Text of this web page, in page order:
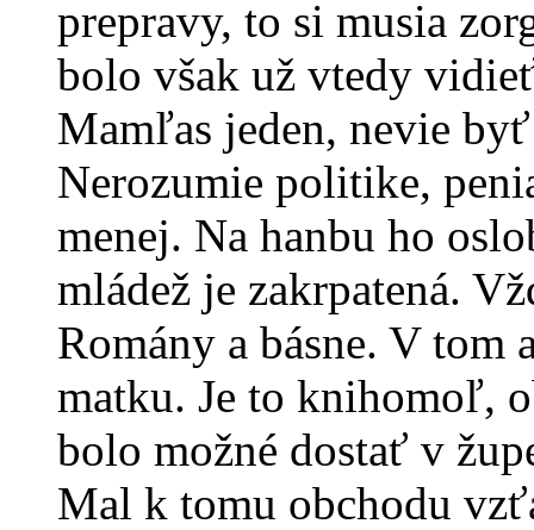
prepravy, to si musia
bolo však už vtedy
Mamľas jeden, nevie
Nerozumie politike,
menej. Na hanbu ho
mládež je zakrpatená.
Romány a básne. V tom
matku. Je to knihomoľ,
bolo možné dostať v
Mal k tomu obchodu